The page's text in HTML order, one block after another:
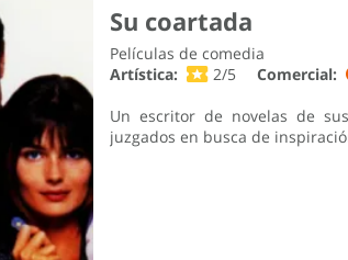
Su coartada
Películas de comedia
Artística:
2/5 Comercial:
Un escritor de novelas de
juzgados en busca de